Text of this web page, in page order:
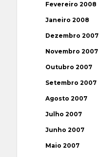
Fevereiro 2008
Janeiro 2008
Dezembro 2007
Novembro 2007
Outubro 2007
Setembro 2007
Agosto 2007
Julho 2007
Junho 2007
Maio 2007